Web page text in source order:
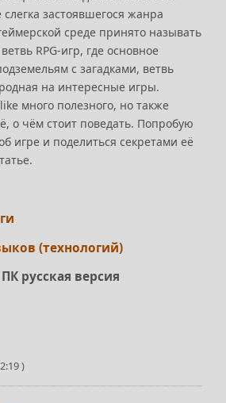
застоявшегося жанра
среде принято называть
RPG-игр, где основное
с загадками, ветвь
на интересные игры.
много полезного, но также
о чём стоит поведать. Попробую
игре и поделиться секретами её
(технологий)
русская версия
)